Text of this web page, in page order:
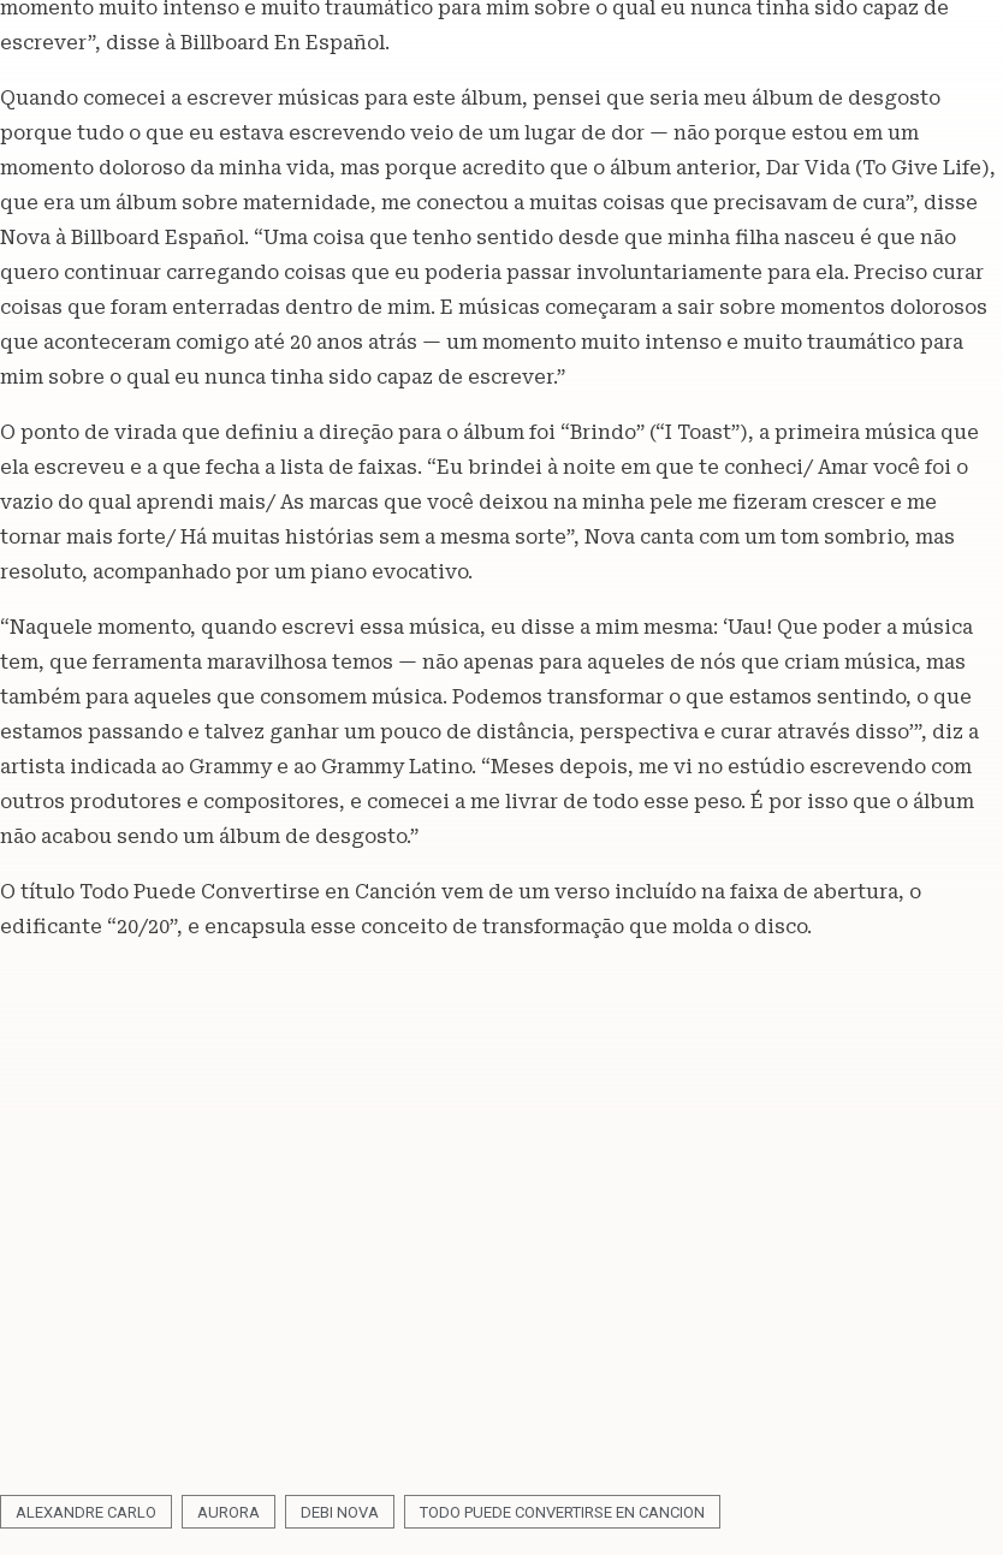
momento muito intenso e muito traumático para mim sobre o qual eu nunca tinha sido capaz de
escrever”, disse à Billboard En Español.
Quando comecei a escrever músicas para este álbum, pensei que seria meu álbum de desgosto
porque tudo o que eu estava escrevendo veio de um lugar de dor — não porque estou em um
momento doloroso da minha vida, mas porque acredito que o álbum anterior, Dar Vida (To Give Life),
que era um álbum sobre maternidade, me conectou a muitas coisas que precisavam de cura”, disse
Nova à Billboard Español. “Uma coisa que tenho sentido desde que minha filha nasceu é que não
quero continuar carregando coisas que eu poderia passar involuntariamente para ela. Preciso curar
coisas que foram enterradas dentro de mim. E músicas começaram a sair sobre momentos dolorosos
que aconteceram comigo até 20 anos atrás — um momento muito intenso e muito traumático para
mim sobre o qual eu nunca tinha sido capaz de escrever.”
O ponto de virada que definiu a direção para o álbum foi “Brindo” (“I Toast”), a primeira música que
ela escreveu e a que fecha a lista de faixas. “Eu brindei à noite em que te conheci/ Amar você foi o
vazio do qual aprendi mais/ As marcas que você deixou na minha pele me fizeram crescer e me
tornar mais forte/ Há muitas histórias sem a mesma sorte”, Nova canta com um tom sombrio, mas
resoluto, acompanhado por um piano evocativo.
“Naquele momento, quando escrevi essa música, eu disse a mim mesma: ‘Uau! Que poder a música
tem, que ferramenta maravilhosa temos — não apenas para aqueles de nós que criam música, mas
também para aqueles que consomem música. Podemos transformar o que estamos sentindo, o que
estamos passando e talvez ganhar um pouco de distância, perspectiva e curar através disso’”, diz a
artista indicada ao Grammy e ao Grammy Latino. “Meses depois, me vi no estúdio escrevendo com
outros produtores e compositores, e comecei a me livrar de todo esse peso. É por isso que o álbum
não acabou sendo um álbum de desgosto.”
O título Todo Puede Convertirse en Canción vem de um verso incluído na faixa de abertura, o
edificante “20/20”, e encapsula esse conceito de transformação que molda o disco.
ALEXANDRE CARLO AURORA DEBI NOVA TODO PUEDE CONVERTIRSE EN CANCION